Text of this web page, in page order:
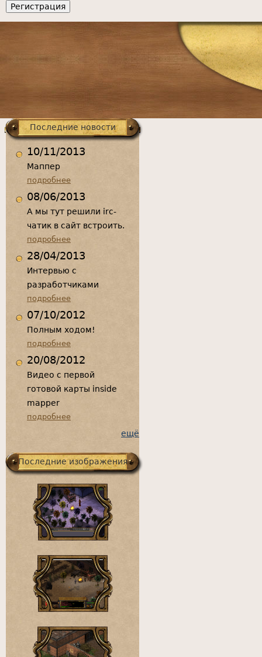
Главное
меню
Последние новости
10/11/2013
Маппер
подробнее
08/06/2013
А мы тут решили irc-
чатик в сайт встроить.
подробнее
28/04/2013
Интервью с
разработчиками
подробнее
07/10/2012
Полным ходом!
подробнее
20/08/2012
Видео с первой
готовой карты inside
mapper
подробнее
ещё
Последние изображения